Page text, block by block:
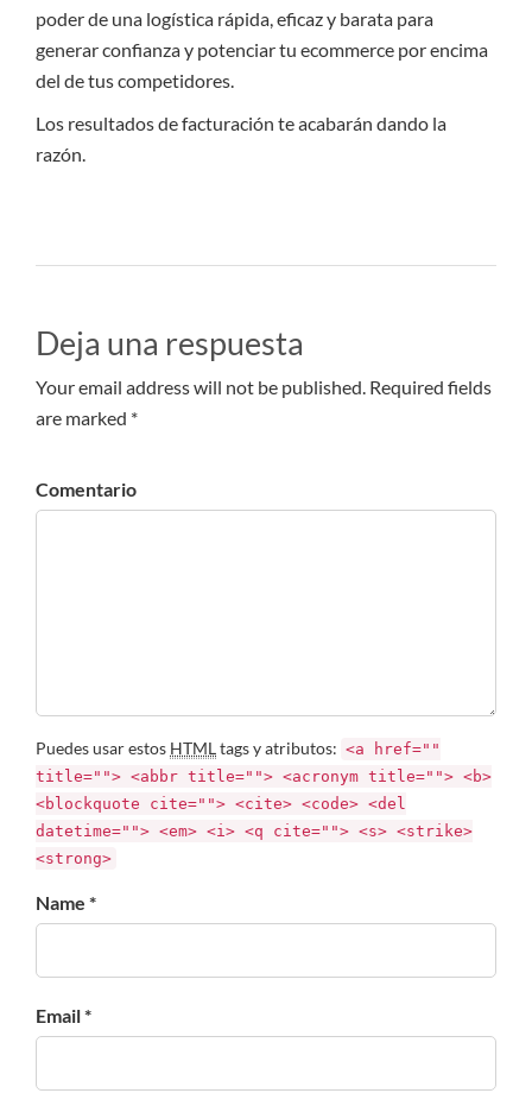
poder de una logística rápida, eficaz y barata para
generar confianza y potenciar tu ecommerce por encima
del de tus competidores.
Los resultados de facturación te acabarán dando la
razón.
Deja una respuesta
Your email address will not be published. Required fields
are marked *
Comentario
Puedes usar estos HTMLtags y atributos: <a href=""
title=""> <abbr title=""> <acronym title=""> <b>
<blockquote cite=""> <cite> <code> <del
datetime=""> <em> <i> <q cite=""> <s> <strike>
<strong>
Name *
Email *